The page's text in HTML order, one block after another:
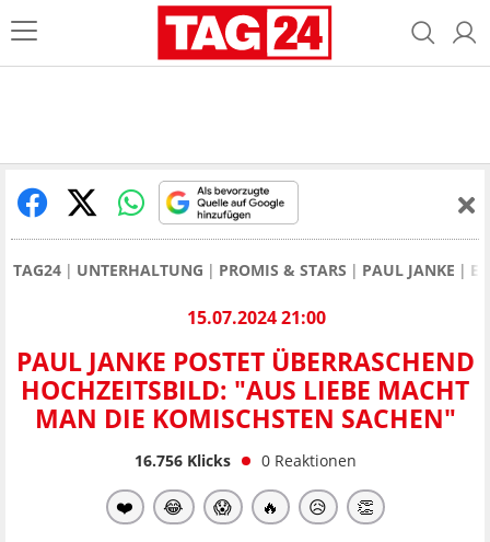
TAG24 UNTERHALTUNG PROMIS & STARS PAUL JANKE
15.07.2024 21:00
PAUL JANKE POSTET ÜBERRASCHEND
HOCHZEITSBILD: "AUS LIEBE MACHT
MAN DIE KOMISCHSTEN SACHEN"
16.756Klicks 0 Reaktionen
❤️ 😂 😱 🔥 😥 👏